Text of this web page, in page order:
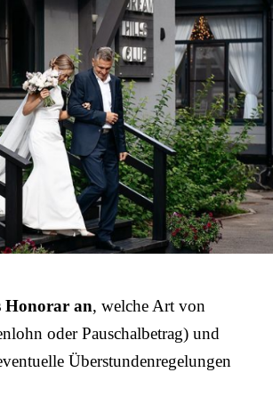
Honorar an, welche Art von
oder Pauschalbetrag) und
Überstundenregelungen